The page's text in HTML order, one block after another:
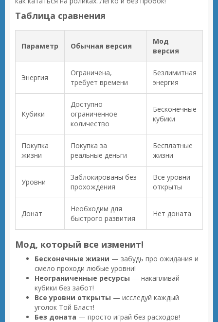
Таблица сравнения
Параметр Обычная версия
Мод
версия
Энергия
Ограничена,
требует времени
Безлимитная
энергия
Кубики
Доступно
ограниченное
количество
Бесконечные
кубики
Покупка
жизни
Покупка за
реальные деньги
Бесплатные
жизни
Уровни
Заблокированы без
прохождения
Все уровни
открыты
Донат
Необходим для
быстрого развития
Нет доната
Мод, который все изменит!
Бесконечные жизни — забудь про ожидания и
смело проходи любые уровни!
Неограниченные ресурсы — накапливай
кубики без забот!
Все уровни открыты — исследуй каждый
уголок Той Бласт!
Без доната — просто играй без расходов!